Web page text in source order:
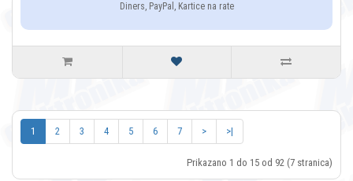
Diners, PayPal, Kartice na rate
1 2 3 4 5 6 7 > >|
Prikazano 1 do 15 od 92 (7 stranica)